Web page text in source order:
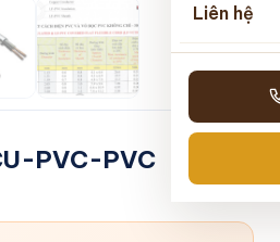
Liên hệ
PVC-PVC